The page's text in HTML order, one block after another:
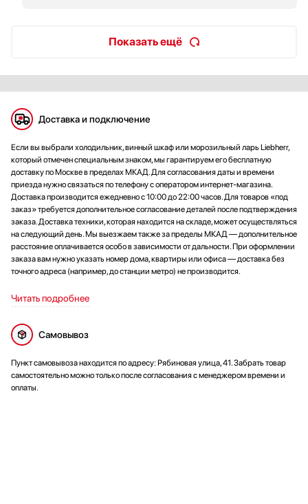
Показать ещё
Доставка и подключение
Если вы выбрали холодильник, винный шкаф или морозильный ларь Liebherr,
который отмечен специальным знаком, мы гарантируем его бесплатную
доставку по Москве в пределах МКАД. Для согласования даты и времени
приезда нужно связаться по телефону с оператором интернет-магазина.
Доставка производится ежедневно с 10:00 до 22:00 часов. Для товаров «под
заказ» требуется дополнительное согласование деталей после подтверждения
заказа. Доставка техники, которая находится на складе, может осуществляться
на следующий день. Мы выезжаем также за пределы МКАД — дополнительное
расстояние оплачивается особо в зависимости от дальности. При оформлении
заказа вам нужно указать номер дома, квартиры или офиса — доставка без
точного адреса (например, до станции метро) не производится.
Читать подробнее
Самовывоз
Пункт самовывоза находится по адресу: Рябиновая улица, 41. Забрать товар
самостоятельно можно только после согласования с менеджером времени и
оплаты.